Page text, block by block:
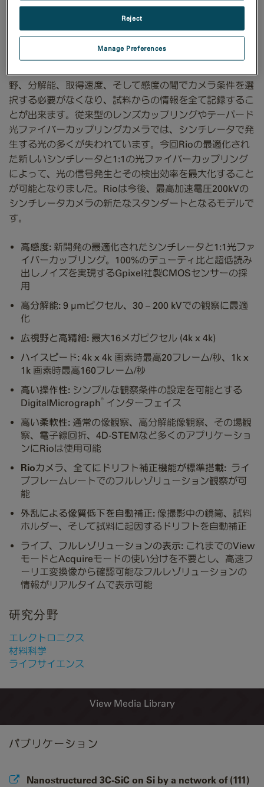
Gatan社では、TEM観察を行う多くのアプリケーションに
おいて革新的成果をもたらすことが可能な最新のCMOSカ
野、分解能、取得速度、そして感度の間でカメラ条件を選
択する必要がなくなり、試料からの情報を全て記録するこ
とが出来ます。従来型のレンズカップリングやテーパード
光ファイバーカップリングカメラでは、シンチレータで発
生する光の多くが失われています。今回Rioの最適化され
た新しいシンチレータと1:1の光ファイバーカップリング
によって、光の信号発生とその検出効率を最大化すること
が可能となりました。Rioは今後、最高加速電圧200kVの
シンチレータカメラの新たなスタンダートとなるモデルで
す。
高感度: 新開発の最適化されたシンチレータと1:1光ファ
イバーカップリング。100%のデューティ比と超低読み
出しノイズを実現するGpixel社製CMOSセンサーの採
用
高分解能: 9 µmピクセル、30 – 200 kVでの観察に最適
化
広視野と高精細: 最大16メガピクセル (4k x 4k)
ハイスピード: 4k x 4k 画素時最高20フレーム/秒、1k x
1k 画素時最高160フレーム/秒
高い操作性: シンプルな観察条件の設定を可能とする
DigitalMicrograph® インターフェイス
高い柔軟性: 通常の像観察、高分解能像観察、その場観
察、電子線回折、4D-STEMなど多くのアプリケーショ
ンにRioは使用可能
Rioカメラ、全てにドリフト補正機能が標準搭載: ライ
ブフレームレートでのフルレゾリューション観察が可
能
外乱による像質低下を自動補正: 像撮影中の鏡筒、試料
ホルダー、そして試料に起因するドリフトを自動補正
ライブ、フルレゾリューションの表示: これまでのView
モードとAcquireモードの使い分けを不要とし、高速フ
ーリエ変換像から確認可能なフルレゾリューションの
情報がリアルタイムで表示可能
研究分野
エレクトロニクス
材料科学
ライフサイエンス
View Media Library
パブリケーション
Nanostructured 3C-SiC on Si by a network of (111)
Manage Preferences
Reject